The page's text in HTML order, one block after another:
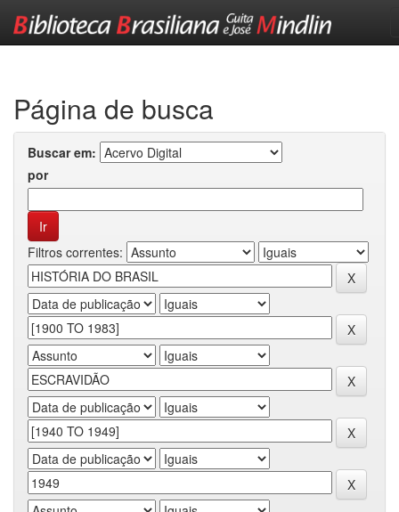
Página de busca
Buscar em:
por
Filtros correntes: